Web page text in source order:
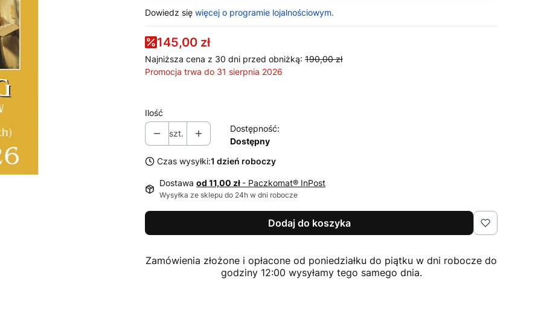
Dowiedz się więcej o programie lojalnościowym.
145,00 zł
Najniższa cena z 30 dni przed obniżką: 190,00 zł
Promocja trwa do 31 sierpnia 2026
Ilość
szt.
Dostępność:
Dostępny
Czas wysyłki:1 dzień roboczy
Dostawa od 11,00 zł - Paczkomat® InPost
Wysyłka ze sklepu do 24h w dni robocze
Dodaj do koszyka
Zamówienia złożone i opłacone od poniedziałku do piątku w dni robocze do
godziny 12:00 wysyłamy tego samego dnia.